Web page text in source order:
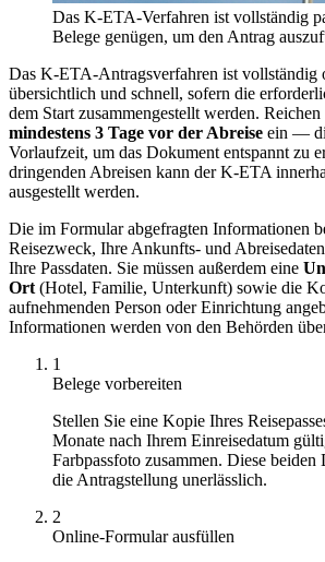
Das K-ETA-Verfahren ist vollständig
Belege genügen, um den Antrag
Das K-ETA-Antragsverfahren ist vollständig
übersichtlich und schnell, sofern die
dem Start zusammengestellt werden.
mindestens 3 Tage vor der Abreise ein —
Vorlaufzeit, um das Dokument entspannt zu
dringenden Abreisen kann der K-ETA
ausgestellt werden.
Die im Formular abgefragten Informationen
Reisezweck, Ihre Ankunfts- und
Ihre Passdaten. Sie müssen außerdem eine
Ort (Hotel, Familie, Unterkunft) sowie die
aufnehmenden Person oder Einrichtung
Informationen werden von den Behörden
1
Belege vorbereiten
Stellen Sie eine Kopie Ihres
Monate nach Ihrem Einreisedatum
Farbpassfoto zusammen. Diese
die Antragstellung unerlässlich.
2
Online-Formular ausfüllen